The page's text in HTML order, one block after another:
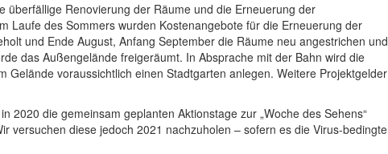
überfällige Renovierung der Räume und die Erneuerung der
Laufe des Sommers wurden Kostenangebote für die Erneuerung der
und Ende August, Anfang September die Räume neu angestrichen und
das Außengelände freigeräumt. In Absprache mit der Bahn wird die
Gelände voraussichtlich einen Stadtgarten anlegen. Weitere Projektgelder
2020 die gemeinsam geplanten Aktionstage zur „Woche des Sehens“
versuchen diese jedoch 2021 nachzuholen – sofern es die Virus-bedingte